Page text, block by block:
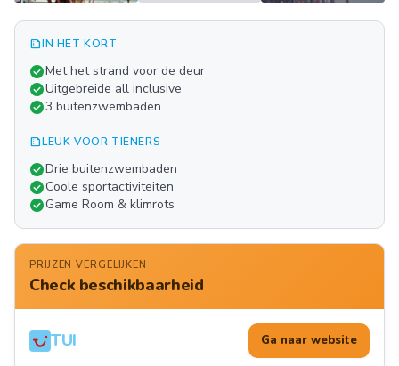
summarizeIN HET KORT
check_circleMet het strand voor de deur
check_circleUitgebreide all inclusive
check_circle3 buitenzwembaden
summarizeLEUK VOOR TIENERS
check_circleDrie buitenzwembaden
check_circleCoole sportactiviteiten
check_circleGame Room & klimrots
PRIJZEN VERGELIJKEN
Check beschikbaarheid
TUI Ga naar website